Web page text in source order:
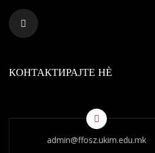
КОНТАКТИРАЈТЕ НÈ
admin@ffosz.ukim.edu.mk